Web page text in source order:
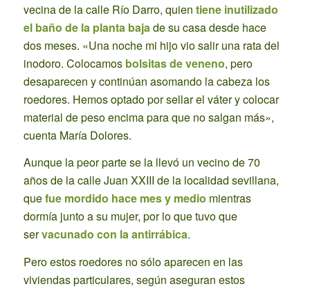
vecina de la calle Río Darro, quien tiene inutilizado
el baño de la planta bajade su casa desde hace
dos meses. «Una noche mi hijo vio salir una rata del
inodoro. Colocamos bolsitas de veneno, pero
desaparecen y continúan asomando la cabeza los
roedores. Hemos optado por sellar el váter y colocar
material de peso encima para que no salgan más»,
cuenta María Dolores.
Aunque la peor parte se la llevó un vecino de 70
años de la calle Juan XXIII de la localidad sevillana,
quefue mordido hace mes y medio mientras
dormía junto a su mujer, por lo que tuvo que
servacunado con la antirrábica.
Pero estos roedores no sólo aparecen en las
viviendas particulares, según aseguran estos